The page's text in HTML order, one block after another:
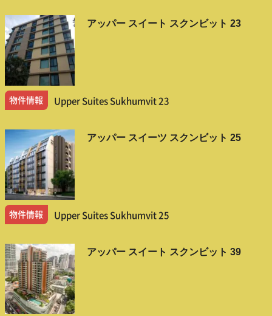
アッパー スイート スクンビット 23
物件情報 Upper Suites Sukhumvit 23
アッパー スイーツ スクンビット 25
物件情報 Upper Suites Sukhumvit 25
アッパー スイート スクンビット 39